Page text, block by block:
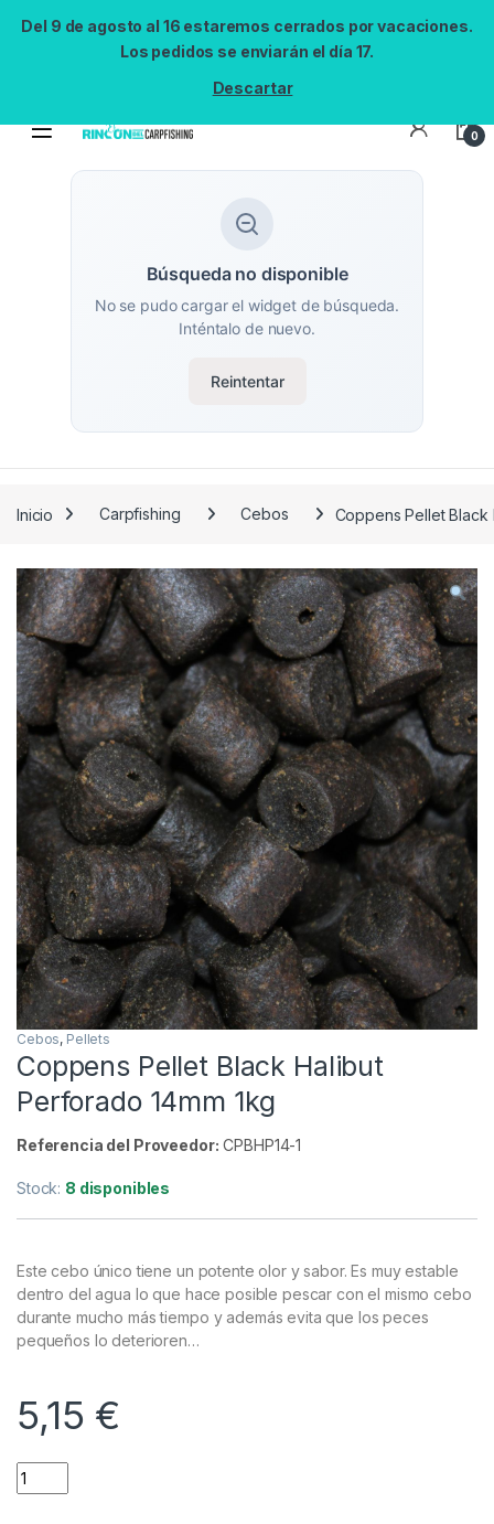
Del 9 de agosto al 16 estaremos cerrados por vacaciones.
Los pedidos se enviarán el día 17.
Descartar
0
Búsqueda no disponible
No se pudo cargar el widget de búsqueda.
Inténtalo de nuevo.
Reintentar
Inicio Carpfishing Cebos Coppens Pellet Black
Cebos, Pellets
Coppens Pellet Black Halibut
Perforado 14mm 1kg
Referencia del Proveedor: CPBHP14-1
Stock: 8 disponibles
Este cebo único tiene un potente olor y sabor. Es muy estable
dentro del agua lo que hace posible pescar con el mismo cebo
durante mucho más tiempo y además evita que los peces
pequeños lo deterioren…
5,15 €